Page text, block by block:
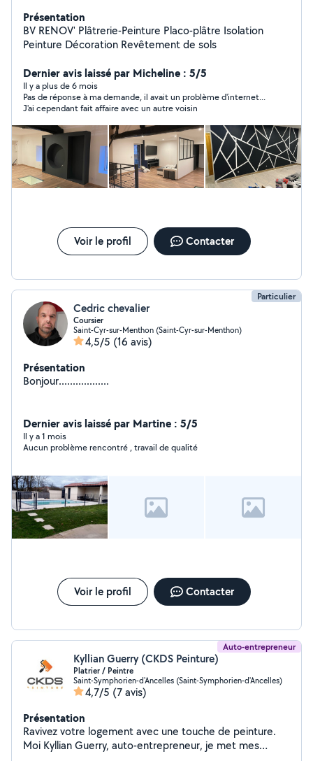
Présentation
BV RENOV' Plâtrerie-Peinture Placo-plâtre Isolation
Peinture Décoration Revêtement de sols
Dernier avis laissé par Micheline : 5/5
Il y a plus de 6 mois
Pas de réponse à ma demande, il avait un problème d'internet...
J'ai cependant fait affaire avec un autre voisin
Voir le profil Contacter
Particulier
Cedric chevalier
Coursier
Saint-Cyr-sur-Menthon (Saint-Cyr-sur-Menthon)
4,5/5 (16 avis)
Présentation
Bonjour..................
Dernier avis laissé par Martine : 5/5
Il y a 1 mois
Aucun problème rencontré , travail de qualité
Voir le profil Contacter
Auto-entrepreneur
Kyllian Guerry (CKDS Peinture)
Platrier / Peintre
Saint-Symphorien-d'Ancelles (Saint-Symphorien-d'Ancelles)
4,7/5 (7 avis)
Présentation
Ravivez votre logement avec une touche de peinture.
Moi Kyllian Guerry, auto-entrepreneur, je met mes